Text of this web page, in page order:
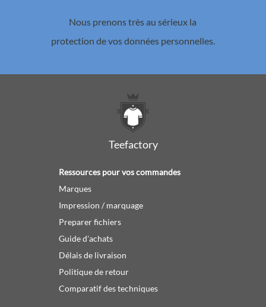
Nous prenons très au sérieux la
protection de vos données personnelles.
Teefactory
Ressources pour vos commandes
Marques
Impression / marquage
Preparer fichiers
Guide d'achats
Délais de livraison
Politique de retour
Comparatif des techniques